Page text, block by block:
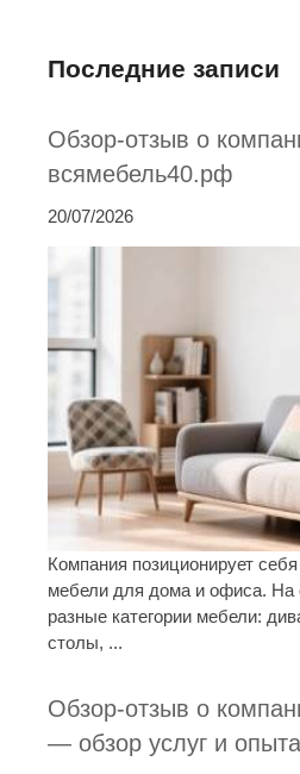
Последние записи
Обзор-отзыв о
всямебель40.рф
20/07/2026
Компания позиционирует
мебели для дома и офиса. На
разные категории мебели:
столы, ...
Обзор-отзыв о
— обзор услуг и